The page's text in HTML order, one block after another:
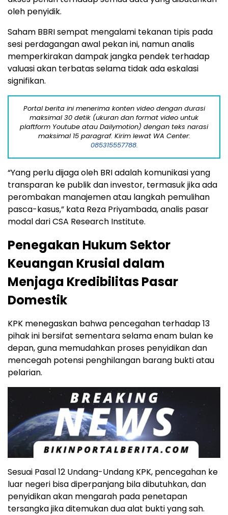
oleh penyidik.
Saham BBRI sempat mengalami tekanan tipis pada
sesi perdagangan awal pekan ini, namun analis
memperkirakan dampak jangka pendek terhadap
valuasi akan terbatas selama tidak ada eskalasi
signifikan.
Portal berita ini menerima konten video dengan durasi
maksimal 30 detik (ukuran dan format video untuk
plaftform Youtube atau Dailymotion) dengan teks narasi
maksimal 15 paragraf. Kirim lewat WA Center:
085315557788.
“Yang perlu dijaga oleh BRI adalah komunikasi yang
transparan ke publik dan investor, termasuk jika ada
perombakan manajemen atau langkah pemulihan
pasca-kasus,” kata Reza Priyambada, analis pasar
modal dari CSA Research Institute.
Penegakan Hukum Sektor
Keuangan Krusial dalam
Menjaga Kredibilitas Pasar
Domestik
KPK menegaskan bahwa pencegahan terhadap 13
pihak ini bersifat sementara selama enam bulan ke
depan, guna memudahkan proses penyidikan dan
mencegah potensi penghilangan barang bukti atau
pelarian.
Sesuai Pasal 12 Undang-Undang KPK, pencegahan ke
luar negeri bisa diperpanjang bila dibutuhkan, dan
penyidikan akan mengarah pada penetapan
tersangka jika ditemukan dua alat bukti yang sah.